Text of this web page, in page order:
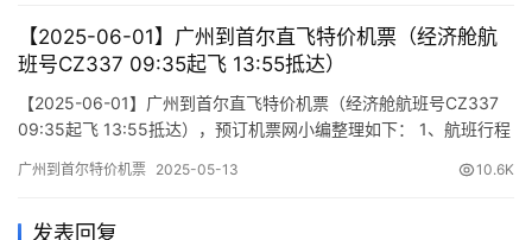
【2025-06-01】广州到首尔直飞特价机票（经济舱航
班号CZ337 09:35起飞 13:55抵达）
【2025-06-01】广州到首尔直飞特价机票（经济舱航班号CZ337
09:35起飞 13:55抵达），预订机票网小编整理如下： 1、航班行程
(Departure/Arrival) (Flight) (class) (Departure Time) (Arrival
广州到首尔特价机票 2025-05-13 10.6K
发表回复